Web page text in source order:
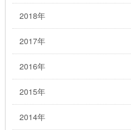
2018年
2017年
2016年
2015年
2014年